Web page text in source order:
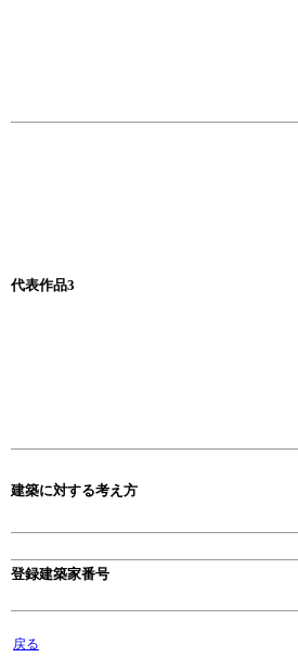
代表作品3
建築に対する考え方
登録建築家番号
戻る